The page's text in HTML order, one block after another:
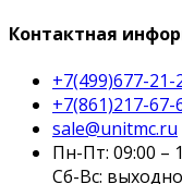
Контактная
+7(499)677-21-
+7(861)217-67-
sale@unitmc.ru
Пн-Пт: 09:00 –
Сб-Вс: